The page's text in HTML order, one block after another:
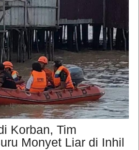
Korban, Tim
Monyet Liar di Inhil